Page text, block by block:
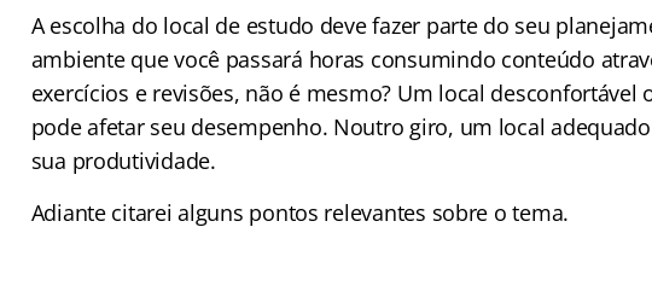
A escolha do local de estudo deve fazer parte do seu
ambiente que você passará horas consumindo conteúdo
exercícios e revisões, não é mesmo? Um local
pode afetar seu desempenho. Noutro giro, um local
sua produtividade.
Adiante citarei alguns pontos relevantes sobre o tema.